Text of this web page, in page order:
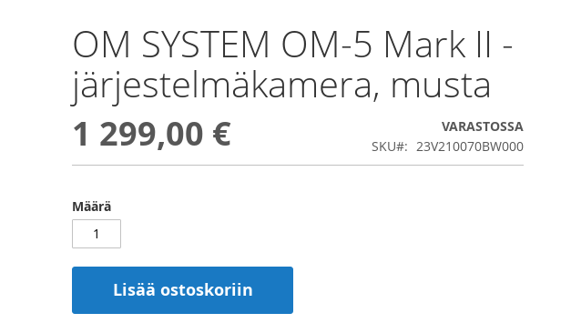
OM SYSTEM OM-5 Mark II -
järjestelmäkamera, musta
1 299,00 €
VARASTOSSA
SKU
23V210070BW000
Määrä
Lisää ostoskoriin